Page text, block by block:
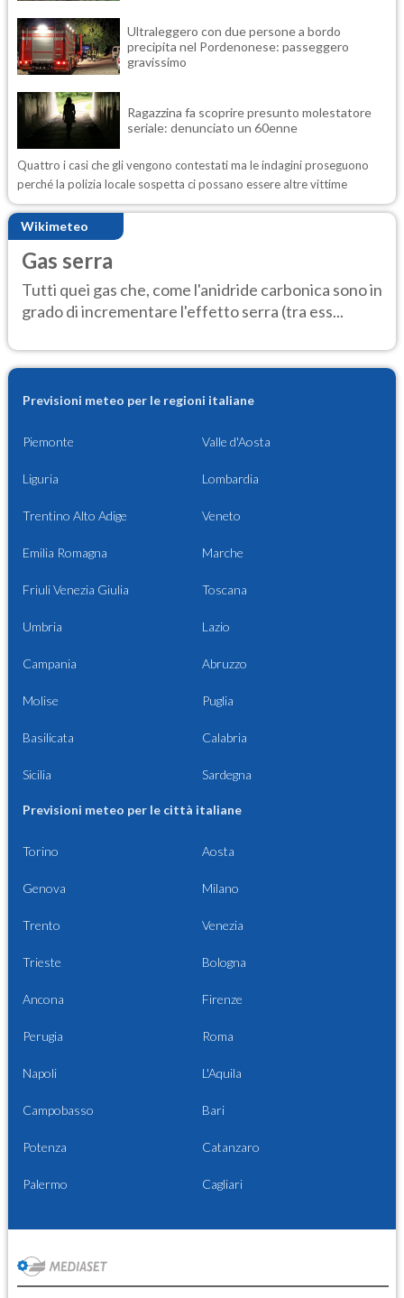
Ultraleggero con due persone a bordo
precipita nel Pordenonese: passeggero
gravissimo
Ragazzina fa scoprire presunto molestatore
seriale: denunciato un 60enne
Quattro i casi che gli vengono contestati ma le indagini proseguono
perché la polizia locale sospetta ci possano essere altre vittime
Wikimeteo
Gas serra
Tutti quei gas che, come l'anidride carbonica sono in
grado di incrementare l'effetto serra (tra ess...
Previsioni meteo per le regioni italiane
Piemonte Valle d'Aosta
Liguria Lombardia
Trentino Alto Adige Veneto
Emilia Romagna Marche
Friuli Venezia Giulia Toscana
Umbria Lazio
Campania Abruzzo
Molise Puglia
Basilicata Calabria
Sicilia Sardegna
Previsioni meteo per le città italiane
Torino Aosta
Genova Milano
Trento Venezia
Trieste Bologna
Ancona Firenze
Perugia Roma
Napoli L'Aquila
Campobasso Bari
Potenza Catanzaro
Palermo Cagliari